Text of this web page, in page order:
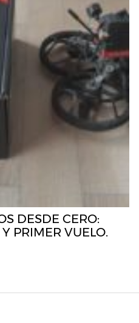
DESDE CERO:
PRIMER VUELO.